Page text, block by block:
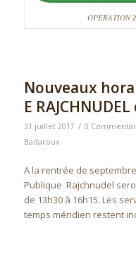
OPERATION
Nouveaux
E
31 juillet 2017 / 0
Badaroux
A la rentrée de
Publique Rajchnudel
de 13h30 à 16h15. Les
temps méridien restent